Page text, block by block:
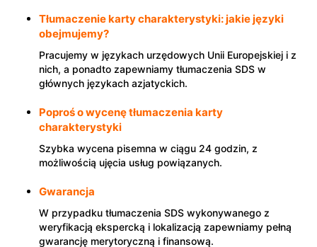
Tłumaczenie karty charakterystyki: jakie języki
obejmujemy?
Pracujemy w językach urzędowych Unii Europejskiej i z
nich, a ponadto zapewniamy tłumaczenia SDS w
głównych językach azjatyckich.
Poproś o wycenę tłumaczenia karty
charakterystyki
Szybka wycena pisemna w ciągu 24 godzin, z
możliwością ujęcia usług powiązanych.
Gwarancja
W przypadku tłumaczenia SDS wykonywanego z
weryfikacją ekspercką i lokalizacją zapewniamy pełną
gwarancję merytoryczną i finansową.